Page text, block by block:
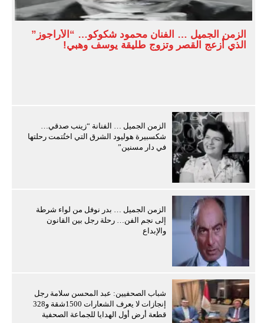
الزمن الجميل … الفنان محمود شكوكو… “الأراجوز”
الذي أزعج القصر وتزوج طليقة يوسف وهبي!
الزمن الجميل … الفنانة “زينب صدقي…
شكسبيرة هوليود الشرق التي اختُتمت رحلتها
في دار مسنين”
الزمن الجميل … بدر نوفل من لواء شرطة
إلى نجم الفن… رحلة رجل بين القانون
والإبداع
شباب الصحفيين: عبد المحسن سلامة رجل
إنجازات لا يعرف الشعارات 1500شقة و328
قطعة أرض أول الهدايا للجماعة الصحفية